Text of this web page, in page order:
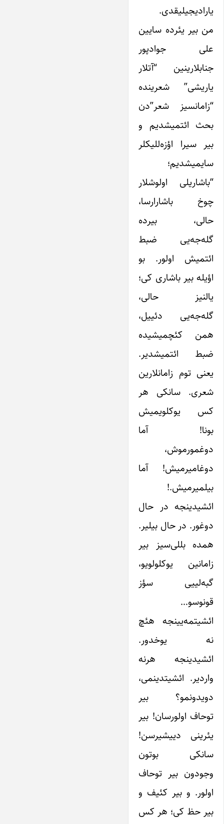
یارادیجیلیقدی.
من بیر یئرده سایین
علی جوادپور
جنابلارینین “آتلار
یاریشی” شعرینده
“زامانسیز شعر”دن
بحث ائتمیشدیم و
بیر سیرا اؤزه‌للیکلر
سایمیشدیم؛
“باشاریلی اولوشلار
چوخ باشارارسا،
حالی، بیرده
گله‌جه‌یی ضبط
ائتمیش اولور. بو
اؤیله بیر باشاری کی؛
یالنیز حالی،
گله‌جه‌یی دئییل،
همن کئچمیشیده
ضبط ائتمیشدیر.
یعنی توم زامانلارین
شعری. سانکی هر
کس یوکلویمیش
بونا! آما
دوغمورموش،
دوغامیرمیش! آما
بیلمیرمیش.!
ائشیدینجه در حال
دوغور. در حال بیلیر.
همده بللی‌سیز بیر
زامانین یوکلولویو،
گبه‌لییی سؤز
قونوسو…
ائشیتمه‌یینجه هئچ
نه یوخدور.
ائشیدینجه هرنه
واردیر. ائشیتدینمی،
دویدونمو؟ بیر
توحاف اولورسان! بیر
یئرینی دییشیرسن!
سانکی بوتون
وجودون بیر توحاف
اولور. و بیر کئیف و
بیر حظ کی؛ هر کس